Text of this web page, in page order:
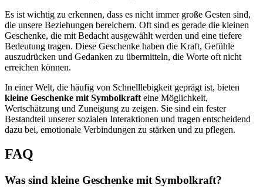
Es ist wichtig zu erkennen, dass es nicht immer große Gesten sind,
die unsere Beziehungen bereichern. Oft sind es gerade die kleinen
Geschenke, die mit Bedacht ausgewählt werden und eine tiefere
Bedeutung tragen. Diese Geschenke haben die Kraft, Gefühle
auszudrücken und Gedanken zu übermitteln, die Worte oft nicht
erreichen können.
In einer Welt, die häufig von Schnelllebigkeit geprägt ist, bieten
kleine Geschenke mit Symbolkraft eine Möglichkeit,
Wertschätzung und Zuneigung zu zeigen. Sie sind ein fester
Bestandteil unserer sozialen Interaktionen und tragen entscheidend
dazu bei, emotionale Verbindungen zu stärken und zu pflegen.
FAQ
Was sind kleine Geschenke mit Symbolkraft?